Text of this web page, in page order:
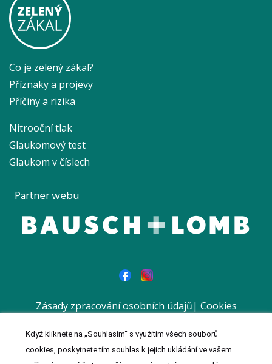
Co je zelený zákal?
Příznaky a projevy
Příčiny a rizika
Nitrooční tlak
Glaukomový test
Glaukom v číslech
Partner webu
Zásady zpracování osobních údajů| Cookies
© 2023 MeDitorial | Vytvořil a spravuje Meditorial
| ISSN 1803-
Když kliknete na „Souhlasím“ s využitím všech souborů
cookies, poskytnete tím souhlas k jejich ukládání ve vašem